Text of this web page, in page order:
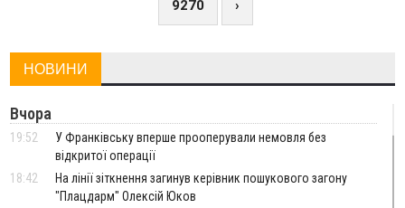
9270 ›
НОВИНИ
Вчора
19:52
У Франківську вперше прооперували немовля без
відкритої операції
18:42
На лінії зіткнення загинув керівник пошукового загону
"Плацдарм" Олексій Юков